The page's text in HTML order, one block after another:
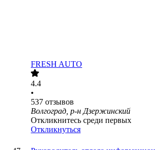
FRESH AUTO
4.4
•
537 отзывов
Волгоград, р-н Дзержинский
Откликнитесь среди первых
Откликнуться